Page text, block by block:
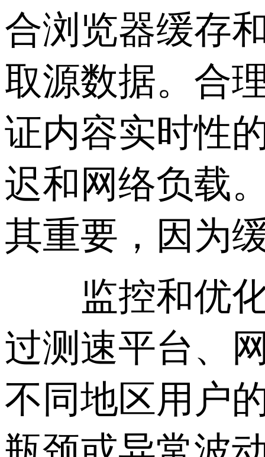
合浏览器缓存
取源数据。合
证内容实时性
迟和网络负载
其重要，因为
监控和优化
过测速平台、
不同地区用户